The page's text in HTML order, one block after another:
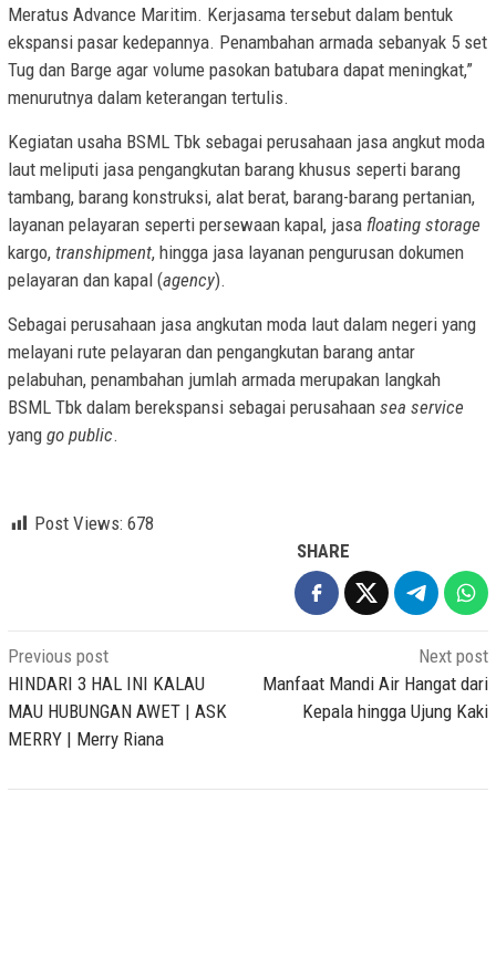
Meratus Advance Maritim. Kerjasama tersebut dalam bentuk
ekspansi pasar kedepannya. Penambahan armada sebanyak 5 set
Tug dan Barge agar volume pasokan batubara dapat meningkat,”
menurutnya dalam keterangan tertulis.
Kegiatan usaha BSML Tbk sebagai perusahaan jasa angkut moda
laut meliputi jasa pengangkutan barang khusus seperti barang
tambang, barang konstruksi, alat berat, barang-barang pertanian,
layanan pelayaran seperti persewaan kapal, jasa floating storage
kargo, transhipment, hingga jasa layanan pengurusan dokumen
pelayaran dan kapal (agency).
Sebagai perusahaan jasa angkutan moda laut dalam negeri yang
melayani rute pelayaran dan pengangkutan barang antar
pelabuhan, penambahan jumlah armada merupakan langkah
BSML Tbk dalam berekspansi sebagai perusahaan sea service
yang go public.
Post Views: 678
SHARE
Post
navigation
Previous post
HINDARI 3 HAL INI KALAU
MAU HUBUNGAN AWET | ASK
MERRY | Merry Riana
Next post
Manfaat Mandi Air Hangat dari
Kepala hingga Ujung Kaki